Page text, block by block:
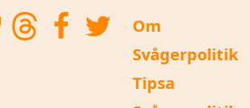
Om
Svågerpolitik
Tipsa